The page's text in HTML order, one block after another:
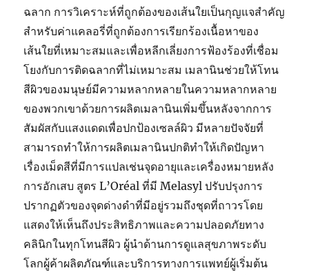
ฉลาก การวิเคราะห์ที่ถูกต้องของเส้นใยเป็นกุญแจสำคัญ
สำหรับค่าแคลอรี่ที่ถูกต้องการเรียกร้องเนื้อหาของ
เส้นใยที่เหมาะสมและเพื่อหลีกเลี่ยงการฟ้องร้องที่เชื่อม
โยงกับการติดฉลากที่ไม่เหมาะสม เมลานินช่วยให้โทน
สีผิวของมนุษย์มีความหลากหลายในความหลากหลาย
ของพวกเขาด้วยการผลิตเมลานินเพิ่มขึ้นหลังจากการ
สัมผัสกับแสงแดดเพื่อปกป้องเซลล์ผิว มีหลายปัจจัยที่
สามารถทำให้การผลิตเมลานินปกติทำให้เกิดปัญหา
เรื่องเม็ดสีที่มีการแปลเช่นจุดอายุและเครื่องหมายหลัง
การอักเสบ สูตร L’Oréal ที่มี Melasyl ปรับปรุงการ
ปรากฏตัวของจุดด่างดำที่มีอยู่รวมถึงชุดที่ถาวรโดย
แสดงให้เห็นถึงประสิทธิภาพและความปลอดภัยทาง
คลินิกในทุกโทนสีผิว ผู้นำด้านการดูแลสุขภาพระดับ
โลกผู้ค้าผลิตภัณฑ์และบริการทางการแพทย์ผู้เริ่มต้น